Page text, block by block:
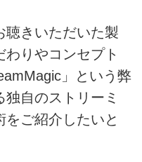
聴きいただいた製
りやコンセプト
」という弊
自のストリーミ
をご紹介したいと